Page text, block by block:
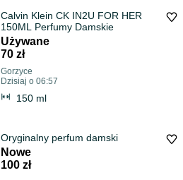
Calvin Klein CK IN2U FOR HER
150ML Perfumy Damskie
Używane
70 zł
Gorzyce
Dzisiaj o 06:57
150 ml
Oryginalny perfum damski
Nowe
100 zł